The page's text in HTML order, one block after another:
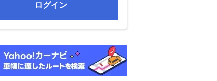
ログイン